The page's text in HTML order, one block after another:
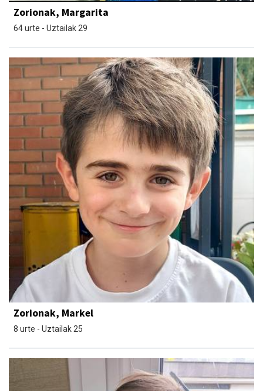
Zorionak, Margarita
64 urte - Uztailak 29
Zorionak, Markel
8 urte - Uztailak 25